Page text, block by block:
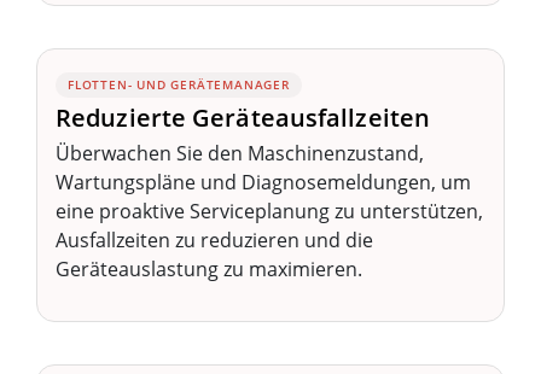
FLOTTEN- UND GERÄTEMANAGER
Reduzierte Geräteausfallzeiten
Überwachen Sie den Maschinenzustand,
Wartungspläne und Diagnosemeldungen, um
eine proaktive Serviceplanung zu unterstützen,
Ausfallzeiten zu reduzieren und die
Geräteauslastung zu maximieren.